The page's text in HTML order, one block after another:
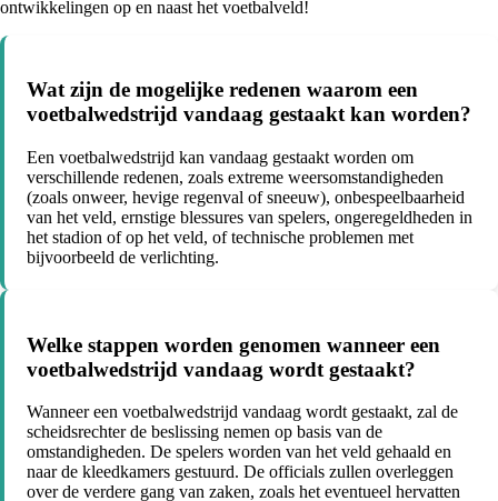
ontwikkelingen op en naast het voetbalveld!
Wat zijn de mogelijke redenen waarom een
voetbalwedstrijd vandaag gestaakt kan worden?
Een voetbalwedstrijd kan vandaag gestaakt worden om
verschillende redenen, zoals extreme weersomstandigheden
(zoals onweer, hevige regenval of sneeuw), onbespeelbaarheid
van het veld, ernstige blessures van spelers, ongeregeldheden in
het stadion of op het veld, of technische problemen met
bijvoorbeeld de verlichting.
Welke stappen worden genomen wanneer een
voetbalwedstrijd vandaag wordt gestaakt?
Wanneer een voetbalwedstrijd vandaag wordt gestaakt, zal de
scheidsrechter de beslissing nemen op basis van de
omstandigheden. De spelers worden van het veld gehaald en
naar de kleedkamers gestuurd. De officials zullen overleggen
over de verdere gang van zaken, zoals het eventueel hervatten